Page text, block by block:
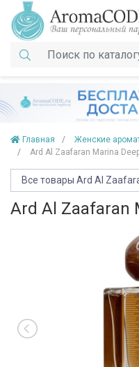
Главная Женские
Ard Al Zaafaran Marina
Все товары Ard Al
Ard Al Zaafaran